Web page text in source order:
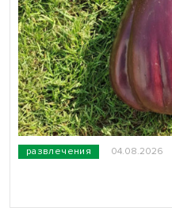
развлечения 04.08.2026